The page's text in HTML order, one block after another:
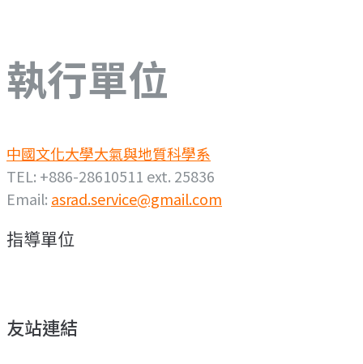
執行單位
中國文化大學大氣與地質科學系
TEL: +886-28610511 ext. 25836
Email: asrad.service@gmail.com
指導單位
友站連結